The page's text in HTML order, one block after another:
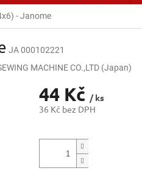
- Janome
JA 000102221
MACHINE CO.,LTD (Japan)
44 Kč / ks
36 Kč bez DPH
cena: